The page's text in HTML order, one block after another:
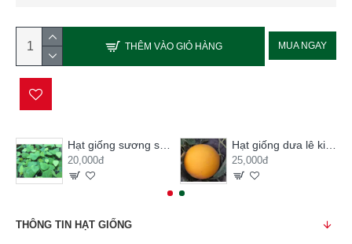
THÊM VÀO GIỎ HÀNG MUA NGAY
Hạt giống sương sâm lông
20,000đ
Hạt giống dưa lê kim hoàng hậu
25,000đ
THÔNG TIN HẠT GIỐNG